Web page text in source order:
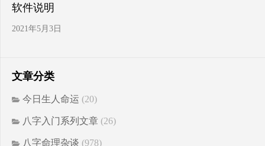
软件说明
2021年5月3日
文章分类
今日生人命运 (20)
八字入门系列文章 (26)
八字命理杂谈 (978)